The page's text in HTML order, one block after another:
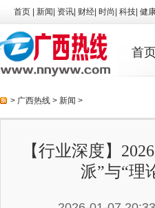
首页 新闻 资讯 财经 时尚 科技 健
首页
> 广西热线 > 新闻 >
【行业深度】
派”与“理